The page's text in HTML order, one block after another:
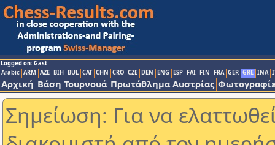
Logged on: Gast
Arabic ARM AZE BIH BUL CAT CHN CRO CZE DEN ENG ESP FAI FIN FRA GER GRE INA
Αρχική Βάση Τουρνουά Πρωτάθλημα Αυστρίας
Σημείωση: Για να